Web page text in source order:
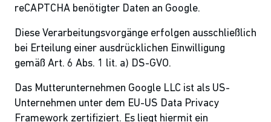
reCAPTCHA benötigter Daten an Google.
Diese Verarbeitungsvorgänge erfolgen ausschließlich
bei Erteilung einer ausdrücklichen Einwilligung
gemäß Art. 6 Abs. 1 lit. a) DS-GVO.
Das Mutterunternehmen Google LLC ist als US-
Unternehmen unter dem EU-US Data Privacy
Framework zertifiziert. Es liegt hiermit ein